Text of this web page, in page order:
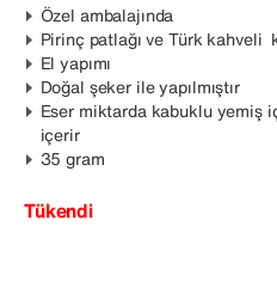
Özel ambalajında
Pirinç patlağı ve Türk kahveli
El yapımı
Doğal şeker ile yapılmıştır
Eser miktarda kabuklu yemiş
içerir
35 gram
Tükendi